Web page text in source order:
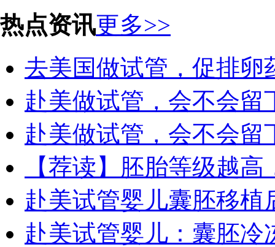
热点资讯更多>>
去美国做试管，促排卵
赴美做试管，会不会留
赴美做试管，会不会留
【荐读】胚胎等级越
赴美试管婴儿囊胚移植
赴美试管婴儿：囊胚